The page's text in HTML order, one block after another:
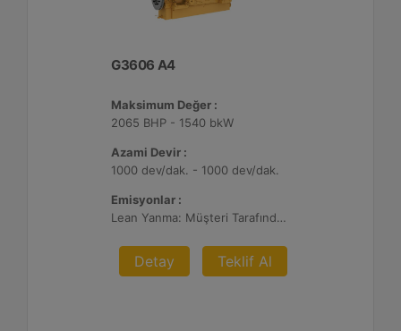
G3606 A4
Maksimum Değer :
2065 BHP - 1540 bkW
Azami Devir :
1000 dev/dak. - 1000 dev/dak.
Emisyonlar :
Lean Yanma: Müşteri Tarafından Sağlanan Atık Arıtma ile NSPS Saha Uyumluluğuna Sahiptir, 0,3 g ve 0,5 g/bhp-sa. NOx
Detay Teklif Al